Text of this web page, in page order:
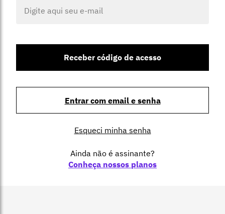
Receber código de acesso
Entrar com email e senha
Esqueci minha senha
Ainda não é assinante?
Conheça nossos planos